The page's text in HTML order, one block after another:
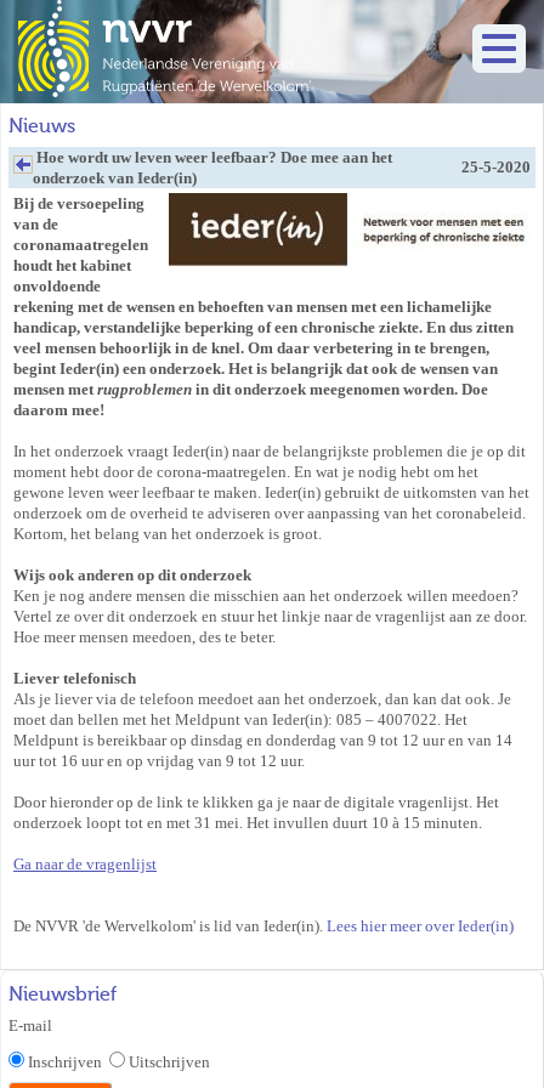
Nieuws
Hoe wordt uw leven weer leefbaar? Doe mee aan het
onderzoek van Ieder(in)
25-5-2020
Bij de versoepeling
van de
coronamaatregelen
houdt het kabinet
onvoldoende
rekening met de wensen en behoeften van mensen met een lichamelijke
handicap, verstandelijke beperking of een chronische ziekte. En dus zitten
veel mensen behoorlijk in de knel. Om daar verbetering in te brengen,
begint Ieder(in) een onderzoek. Het is belangrijk dat ook de wensen van
mensen metrugproblemen in dit onderzoek meegenomen worden. Doe
daarom mee!
In het onderzoek vraagt Ieder(in) naar de belangrijkste problemen die je op dit
moment hebt door de corona-maatregelen. En wat je nodig hebt om het
gewone leven weer leefbaar te maken. Ieder(in) gebruikt de uitkomsten van het
onderzoek om de overheid te adviseren over aanpassing van het coronabeleid.
Kortom, het belang van het onderzoek is groot.
Wijs ook anderen op dit onderzoek
Ken je nog andere mensen die misschien aan het onderzoek willen meedoen?
Vertel ze over dit onderzoek en stuur het linkje naar de vragenlijst aan ze door.
Hoe meer mensen meedoen, des te beter.
Liever telefonisch
Als je liever via de telefoon meedoet aan het onderzoek, dan kan dat ook. Je
moet dan bellen met het Meldpunt van Ieder(in): 085 – 4007022. Het
Meldpunt is bereikbaar op dinsdag en donderdag van 9 tot 12 uur en van 14
uur tot 16 uur en op vrijdag van 9 tot 12 uur.
Door hieronder op de link te klikken ga je naar de digitale vragenlijst. Het
onderzoek loopt tot en met 31 mei. Het invullen duurt 10 à 15 minuten.
Ga naar de vragenlijst
De NVVR 'de Wervelkolom' is lid van Ieder(in). Lees hier meer over Ieder(in)
Nieuwsbrief
E-mail
Inschrijven
Uitschrijven